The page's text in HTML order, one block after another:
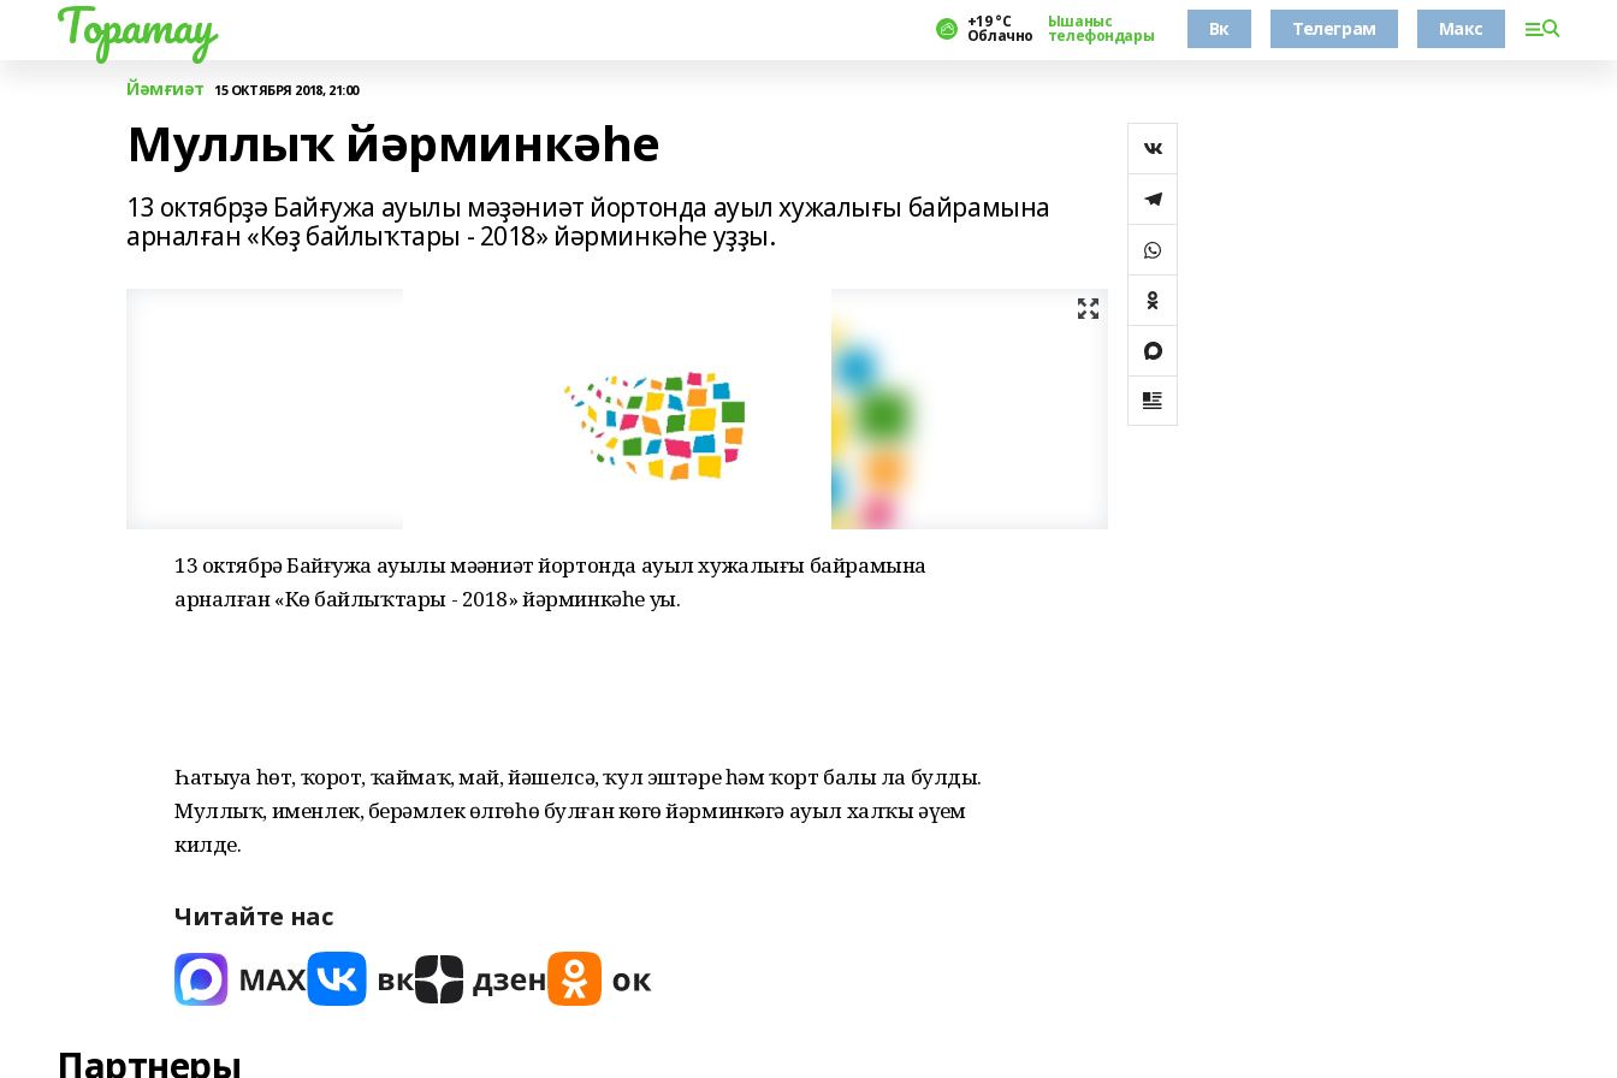
Торатау +19 °С
Облачно
Ышаныс
телефондары Вк Телеграм Макс
Йәмғиәт 15 ОКТЯБРЯ 2018, 21:00
Муллыҡ йәрминкәһе
13 октябрҙә Байғужа ауылы мәҙәниәт йортонда ауыл хужалығы байрамына
арналған «Көҙ байлыҡтары - 2018» йәрминкәһе уҙҙы.
13 октябрҙә Байғужа ауылы мәҙәниәт йортонда ауыл хужалығы байрамына
арналған «Көҙ байлыҡтары - 2018» йәрминкәһе уҙҙы.
Һатыуҙа һөт, ҡорот, ҡаймаҡ, май, йәшелсә, ҡул эштәре һәм ҡорт балы ла булды.
Муллыҡ, именлек, берҙәмлек өлгөһө булған көҙгө йәрминкәгә ауыл халҡы әүҙем
килде.
Читайте нас
Партнеры